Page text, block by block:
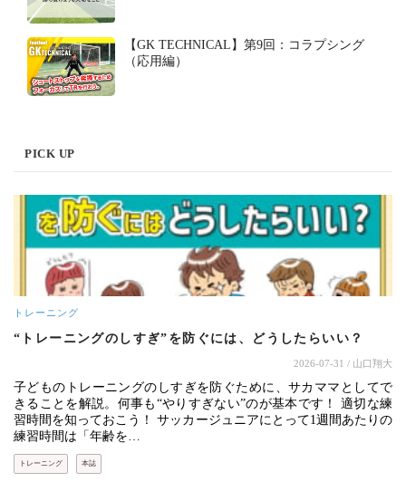
【GK TECHNICAL】第9回：コラプシング
（応用編）
PICK UP
トレーニング
“トレーニングのしすぎ”を防ぐには、どうしたらいい？
2026-07-31 / 山口翔大
子どものトレーニングのしすぎを防ぐために、サカママとしてで
きることを解説。何事も“やりすぎない”のが基本です！ 適切な練
習時間を知っておこう！ サッカージュニアにとって1週間あたりの
練習時間は「年齢を…
トレーニング 本誌